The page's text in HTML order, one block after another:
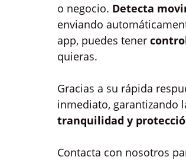
o negocio. Detecta
enviando
app, puedes tener
quieras.
Gracias a su rápida
inmediato, garantizando
tranquilidad y
Contacta con nosotros